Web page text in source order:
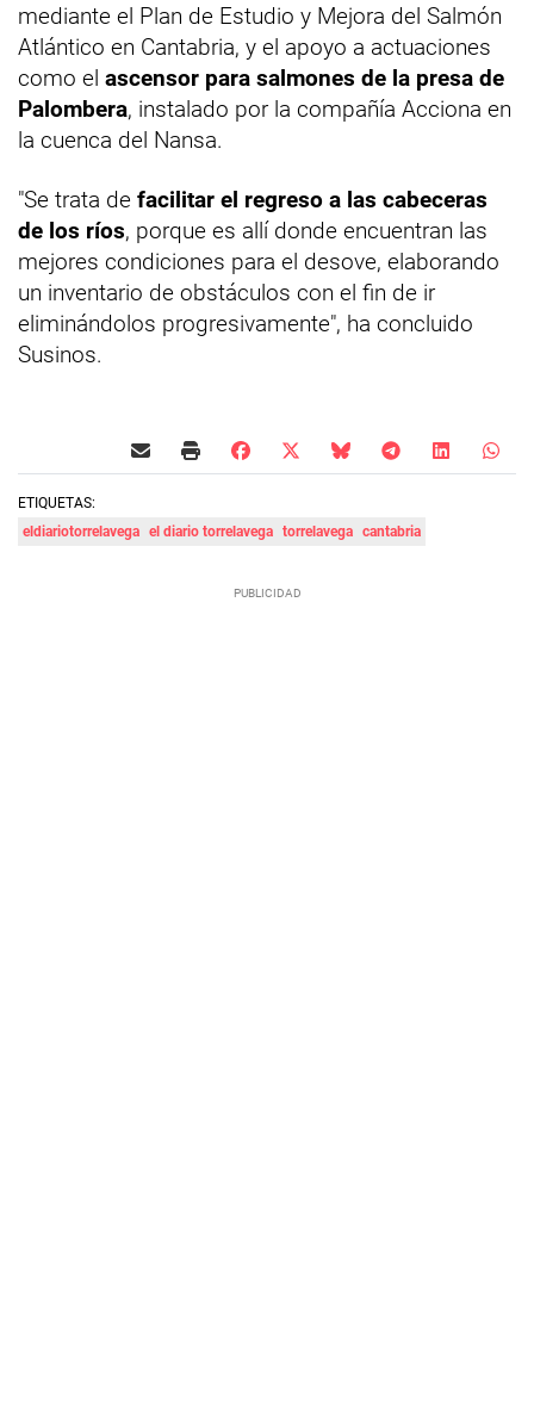
mediante el Plan de Estudio y Mejora del Salmón
Atlántico en Cantabria, y el apoyo a actuaciones
como el ascensor para salmones de la presa de
Palombera, instalado por la compañía Acciona en
la cuenca del Nansa.
"Se trata de facilitar el regreso a las cabeceras
de los ríos, porque es allí donde encuentran las
mejores condiciones para el desove, elaborando
un inventario de obstáculos con el fin de ir
eliminándolos progresivamente", ha concluido
Susinos.
ETIQUETAS:
eldiariotorrelavega el diario torrelavega torrelavega cantabria